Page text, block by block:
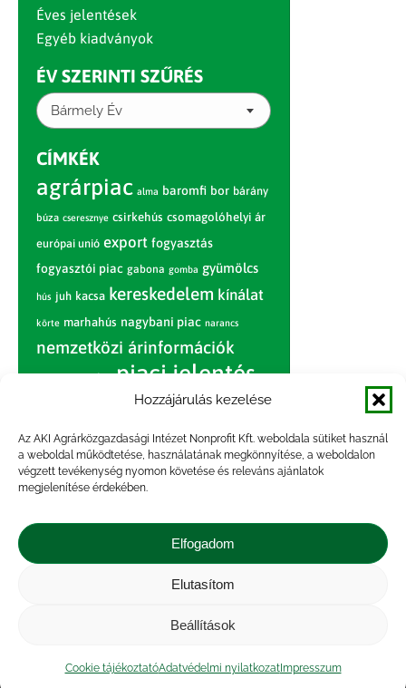
Hozzájárulás kezelése
Az AKI Agrárközgazdasági Intézet Nonprofit Kft. weboldala sütiket használ
a weboldal működtetése, használatának megkönnyítése, a weboldalon
végzett tevékenység nyomon követése és releváns ajánlatok
megjelenítése érdekében.
Elfogadom
Elutasítom
Beállítások
Cookie tájékoztatóAdatvédelmi nyilatkozatImpresszum
Éves jelentések
Egyéb kiadványok
ÉV SZERINTI SZŰRÉS
Bármely Év
CÍMKÉK
agrárpiac alma baromfi bor bárány
búza cseresznye csirkehús csomagolóhelyi ár
európai unió export fogyasztás
fogyasztói piac gabona gomba gyümölcs
hús juh kacsa kereskedelem kínálat
körte marhahús nagybani piac narancs
nemzetközi árinformációk
piac piaci jelentés
sertés sertéshús
szarvasmarha termelés termelői
ár tojás világpiac
vágóbárány
vágómarha vágósertés
Kapcsolat |
tájékoztató